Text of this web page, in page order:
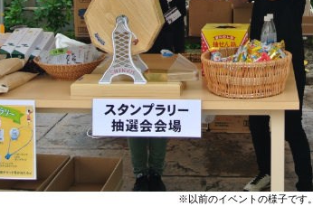
※以前のイベントの様子です。